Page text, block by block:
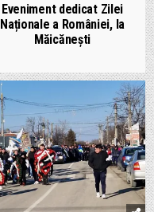
Eveniment dedicat Zilei
Naționale a României, la
Măicănești